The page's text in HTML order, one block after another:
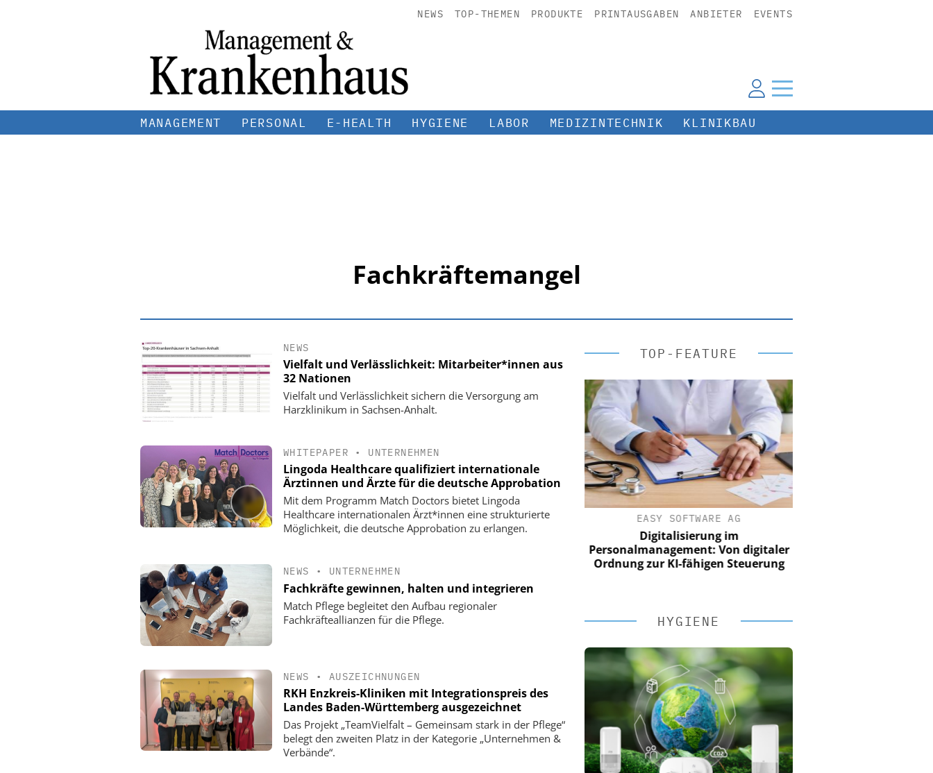
NEWS TOP-THEMEN PRODUKTE PRINTAUSGABEN ANBIETER EVENTS
MANAGEMENT PERSONAL E-HEALTH HYGIENE LABOR MEDIZINTECHNIK KLINIKBAU
Fachkräftemangel
NEWS
Vielfalt und Verlässlichkeit: Mitarbeiter*innen aus
32 Nationen
Vielfalt und Verlässlichkeit sichern die Versorgung am
Harzklinikum in Sachsen-Anhalt.
WHITEPAPER • UNTERNEHMEN
Lingoda Healthcare qualifiziert internationale
Ärztinnen und Ärzte für die deutsche Approbation
Mit dem Programm Match Doctors bietet Lingoda
Healthcare internationalen Ärzt*innen eine strukturierte
Möglichkeit, die deutsche Approbation zu erlangen.
NEWS • UNTERNEHMEN
Fachkräfte gewinnen, halten und integrieren
Match Pflege begleitet den Aufbau regionaler
Fachkräfteallianzen für die Pflege.
NEWS • AUSZEICHNUNGEN
RKH Enzkreis-Kliniken mit Integrationspreis des
Landes Baden-Württemberg ausgezeichnet
Das Projekt „TeamVielfalt – Gemeinsam stark in der Pflege“
belegt den zweiten Platz in der Kategorie „Unternehmen &
Verbände“.
TOP-FEATURE
EASY SOFTWARE AG
Digitalisierung im
Ordnung zur KI-fähigen Steuerung
EASY SOFTWARE AG
Digitalisierung im
EASY SOFTWARE AG
Digitalisierung im
Personalmanagement: Von digitaler
Ordnung zur KI-fähigen Steuerung
HYGIENE